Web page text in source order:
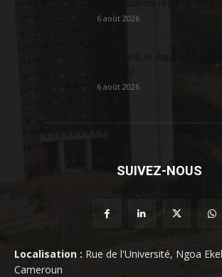
6 août 2026
6 août 2026
SUIVEZ-NOUS
Localisation : Rue de l'Université, Ngoa
Cameroun